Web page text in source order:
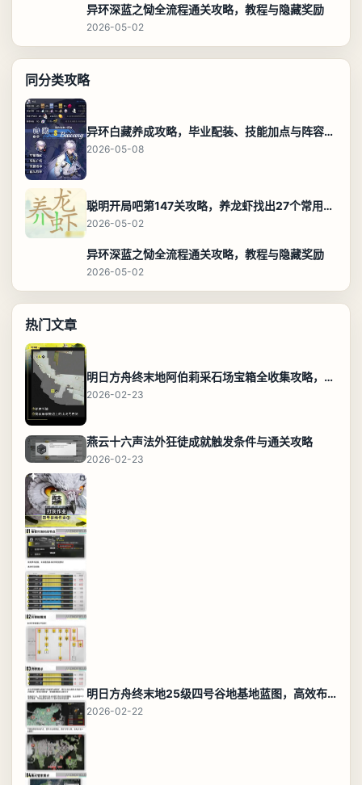
异环深蓝之恸全流程通关攻略，教程与隐藏奖励
2026-05-02
同分类攻略
异环白藏养成攻略，毕业配装、技能加点与阵容搭配保姆级解析
2026-05-08
聪明开局吧第147关攻略，养龙虾找出27个常用字通关答案
2026-05-02
异环深蓝之恸全流程通关攻略，教程与隐藏奖励
2026-05-02
热门文章
明日方舟终末地阿伯莉采石场宝箱全收集攻略，全点位分布图与路线
2026-02-23
燕云十六声法外狂徒成就触发条件与通关攻略
2026-02-23
明日方舟终末地25级四号谷地基地蓝图，高效布局规划
2026-02-22